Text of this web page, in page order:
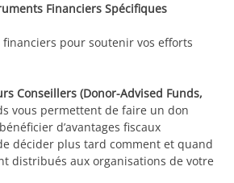
Financiers Spécifiques
pour soutenir vos efforts
Conseillers (Donor-Advised Funds,
vous permettent de faire un don
d’avantages fiscaux
décider plus tard comment et quand
distribués aux organisations de votre